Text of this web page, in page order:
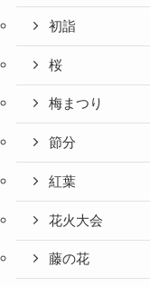
初詣
桜
梅まつり
節分
紅葉
花火大会
藤の花